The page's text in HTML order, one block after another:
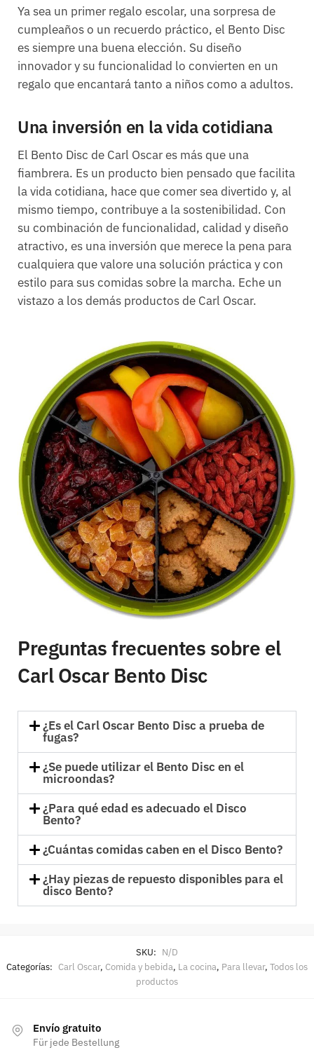
Ya sea un primer regalo escolar, una sorpresa de
cumpleaños o un recuerdo práctico, el Bento Disc
es siempre una buena elección. Su diseño
innovador y su funcionalidad lo convierten en un
regalo que encantará tanto a niños como a adultos.
Una inversión en la vida cotidiana
El Bento Disc de Carl Oscar es más que una
fiambrera. Es un producto bien pensado que facilita
la vida cotidiana, hace que comer sea divertido y, al
mismo tiempo, contribuye a la sostenibilidad. Con
su combinación de funcionalidad, calidad y diseño
atractivo, es una inversión que merece la pena para
cualquiera que valore una solución práctica y con
estilo para sus comidas sobre la marcha. Eche un
vistazo a los demás productos de Carl Oscar.
Preguntas frecuentes sobre el
Carl Oscar Bento Disc
¿Es el Carl Oscar Bento Disc a prueba de
fugas?
¿Se puede utilizar el Bento Disc en el
microondas?
¿Para qué edad es adecuado el Disco
Bento?
¿Cuántas comidas caben en el Disco Bento?
¿Hay piezas de repuesto disponibles para el
disco Bento?
SKU: N/D
Categorías: Carl Oscar, Comida y bebida, La cocina, Para llevar, Todos los
productos
Envío gratuito
Für jede Bestellung